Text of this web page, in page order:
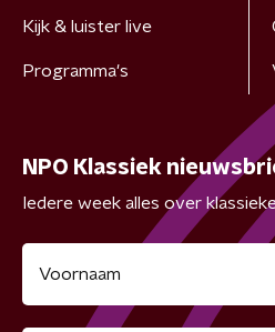
Kijk & luister live
Programma's
NPO Klassiek
Iedere week alles over